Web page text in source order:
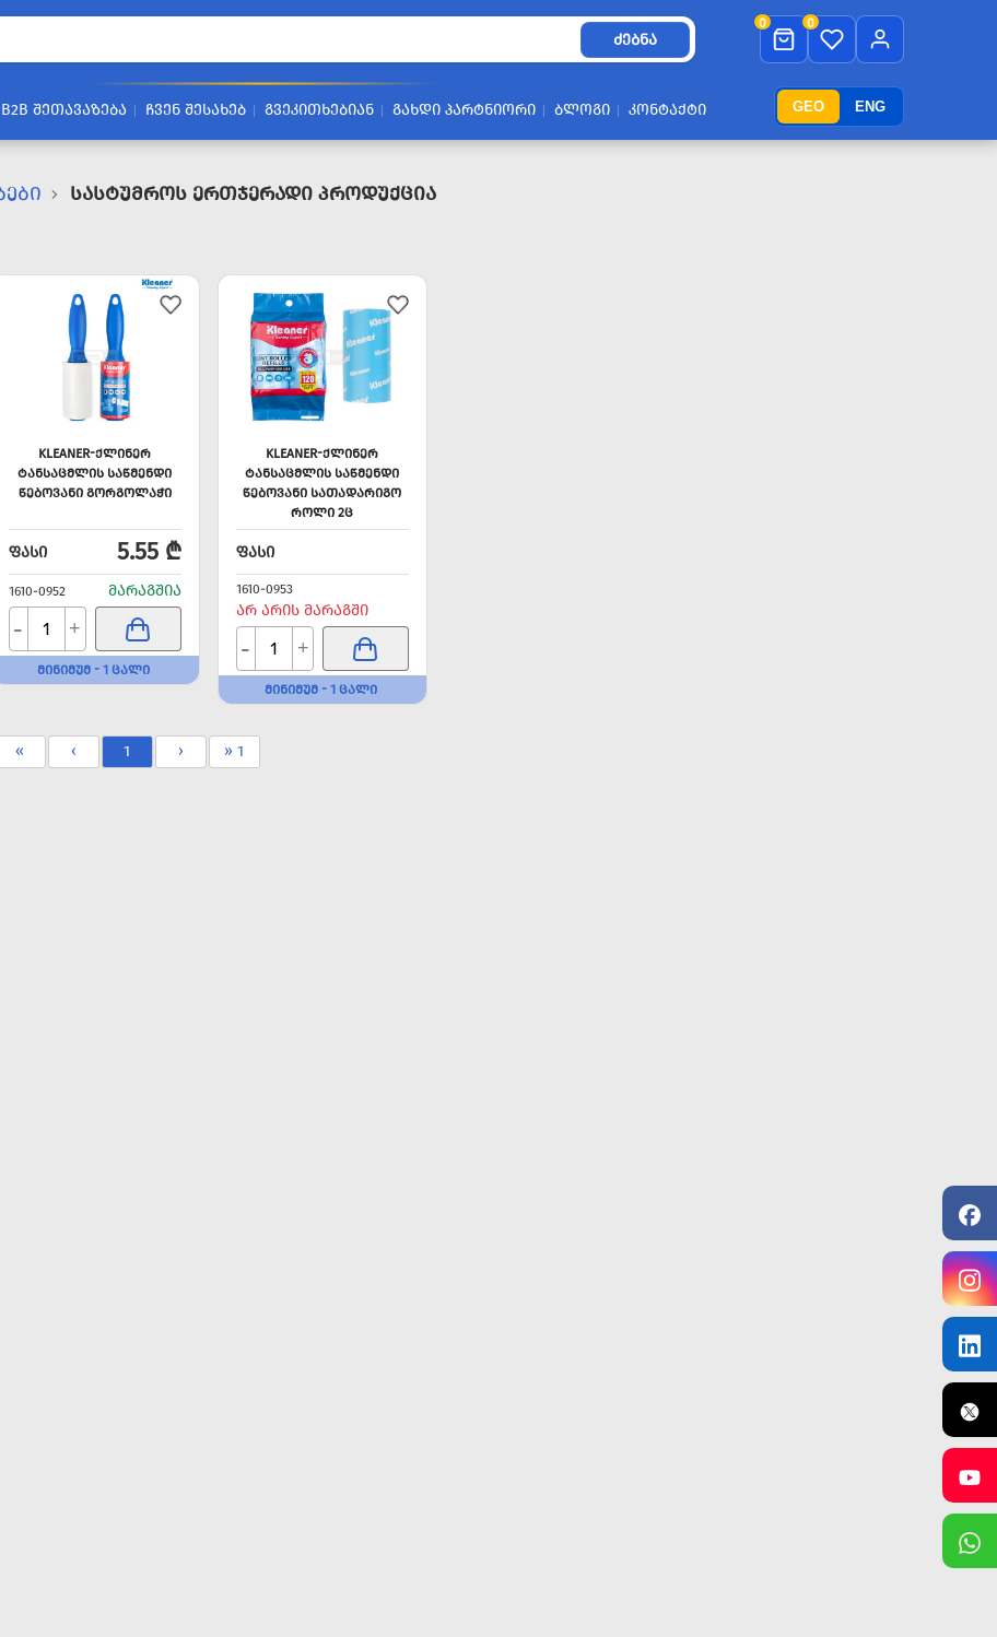
GEO ENG
ᲫᲔᲑᲜᲐ
0 0
B2B ᲨᲔᲗᲐᲕᲐᲖᲔᲑᲐ ᲩᲕᲔᲜ ᲨᲔᲡᲐᲮᲔᲑ ᲒᲕᲔᲙᲘᲗᲮᲔᲑᲘᲐᲜ ᲒᲐᲮᲓᲘ ᲞᲐᲠᲢᲜᲘᲝᲠᲘ ᲑᲚᲝᲒᲘ ᲙᲝᲜᲢᲐᲥᲢᲘ
Სასტუმროს Ერთჯერადი Პროდუქცია
KLEANER-ᲥᲚᲘᲜᲔᲠ
ᲢᲐᲜᲡᲐᲪᲛᲚᲘᲡ ᲡᲐᲬᲛᲔᲜᲓᲘ
ᲬᲔᲑᲝᲕᲐᲜᲘ ᲒᲝᲠᲒᲝᲚᲐᲭᲘ
ᲤᲐᲡᲘ 5.55 ₾
1610-0952 ᲛᲐᲠᲐᲒᲨᲘᲐ
- +
ᲛᲘᲜᲘᲛᲣᲛ - 1 ᲪᲐᲚᲘ
KLEANER-ᲥᲚᲘᲜᲔᲠ
ᲢᲐᲜᲡᲐᲪᲛᲚᲘᲡ ᲡᲐᲬᲛᲔᲜᲓᲘ
ᲬᲔᲑᲝᲕᲐᲜᲘ ᲡᲐᲗᲐᲓᲐᲠᲘᲒᲝ
ᲠᲝᲚᲘ 2Ც
ᲤᲐᲡᲘ
1610-0953
ᲐᲠ ᲐᲠᲘᲡ ᲛᲐᲠᲐᲒᲨᲘ
- +
ᲛᲘᲜᲘᲛᲣᲛ - 1 ᲪᲐᲚᲘ
« ‹ 1 › » 1